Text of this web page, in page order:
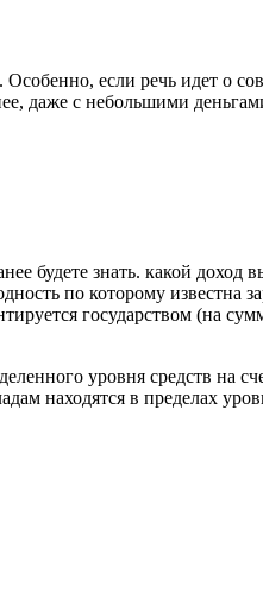
если речь идет о
даже с небольшими
будете знать. какой доход
по которому известна
государством (на
уровня средств на
находятся в пределах